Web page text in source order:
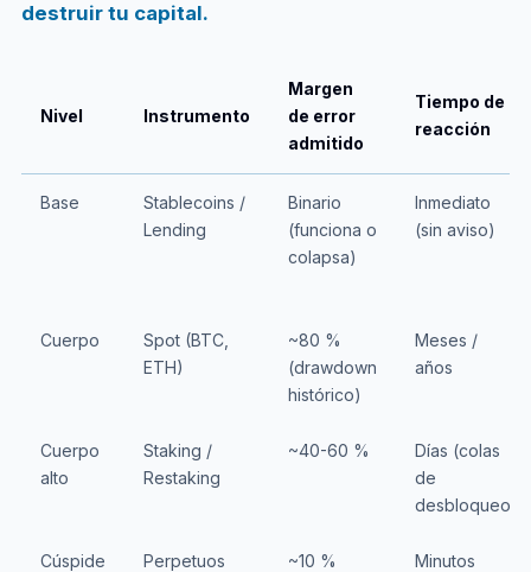
destruir tu capital.
Nivel Instrumento
Margen
de error
admitido
Tiempo de
reacción
Base
Stablecoins /
Lending
Binario
(funciona o
colapsa)
Inmediato
(sin aviso)
Cuerpo
Spot (BTC,
ETH)
~80 %
(drawdown
histórico)
Meses /
años
Cuerpo
alto
Staking /
Restaking
~40-60 %
Días (colas
de
desbloqueo)
Cúspide
Perpetuos
~10 % Minutos